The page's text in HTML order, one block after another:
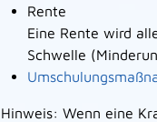
Rente
Eine Rente wird
Schwelle
Hinweis: Wenn eine